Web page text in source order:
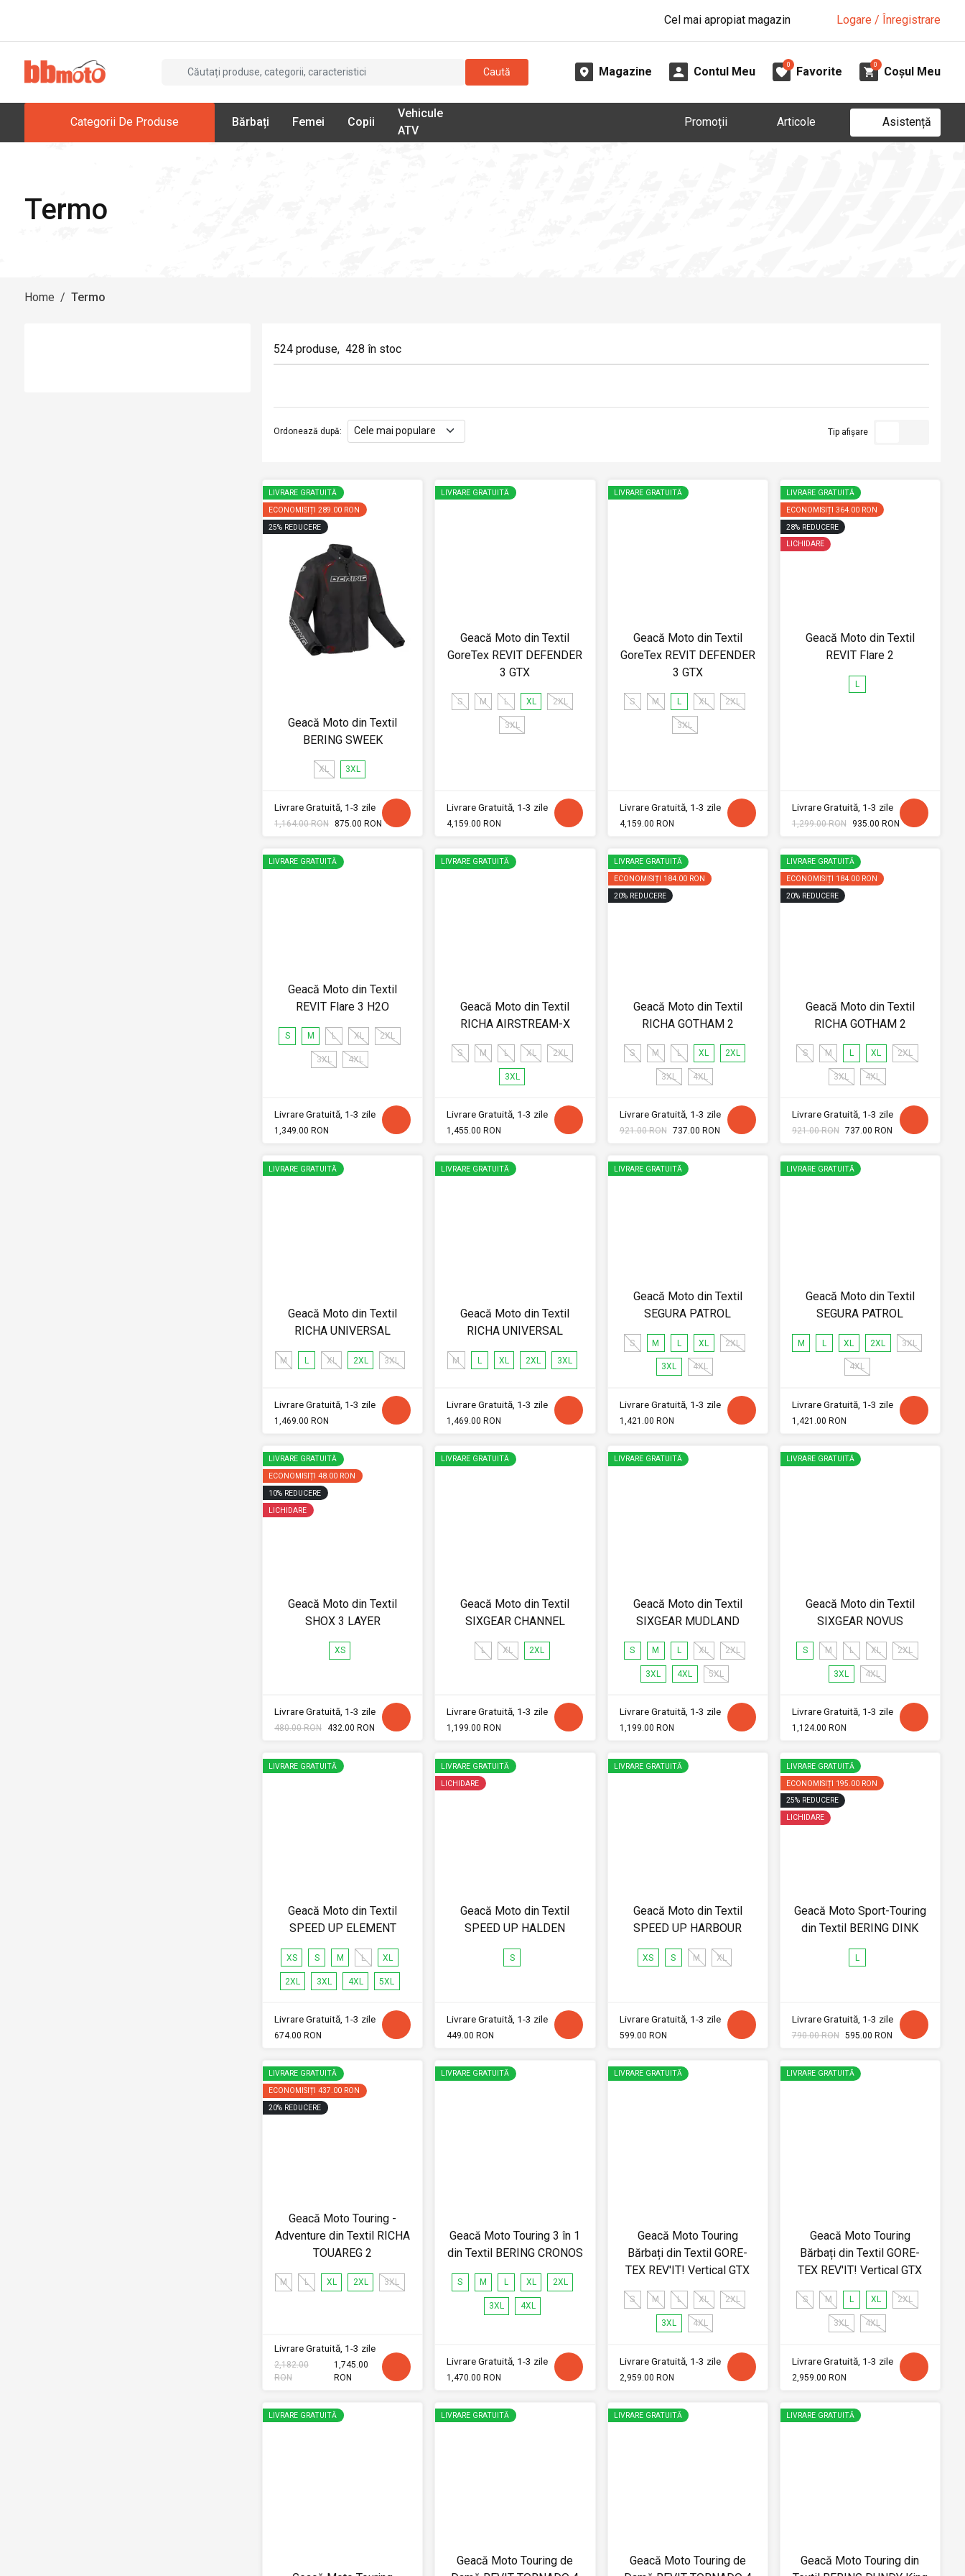
Cel mai apropiat magazin Logare / Înregistrare
Caută Magazine Contul Meu
0
Favorite
0
Coșul Meu
Categorii De Produse Bărbați Femei Copii
Vehicule
ATV
Promoții Articole Asistență
Termo
Home / Termo
524 produse, 428 în stoc
Ordonează după: Tip afișare
LIVRARE GRATUITĂ
ECONOMISIȚI 289.00 RON
25% REDUCERE
Geacă Moto din Textil
BERING SWEEK
XL 3XL
Livrare Gratuită, 1-3 zile
1,164.00 RON 875.00 RON
LIVRARE GRATUITĂ
Geacă Moto din Textil
GoreTex REVIT DEFENDER
3 GTX
S M L XL 2XL
3XL
Livrare Gratuită, 1-3 zile
4,159.00 RON
LIVRARE GRATUITĂ
Geacă Moto din Textil
GoreTex REVIT DEFENDER
3 GTX
S M L XL 2XL
3XL
Livrare Gratuită, 1-3 zile
4,159.00 RON
LIVRARE GRATUITĂ
ECONOMISIȚI 364.00 RON
28% REDUCERE
LICHIDARE
Geacă Moto din Textil
REVIT Flare 2
L
Livrare Gratuită, 1-3 zile
1,299.00 RON 935.00 RON
LIVRARE GRATUITĂ
Geacă Moto din Textil
REVIT Flare 3 H2O
S M L XL 2XL
3XL 4XL
Livrare Gratuită, 1-3 zile
1,349.00 RON
LIVRARE GRATUITĂ
Geacă Moto din Textil
RICHA AIRSTREAM-X
S M L XL 2XL
3XL
Livrare Gratuită, 1-3 zile
1,455.00 RON
LIVRARE GRATUITĂ
ECONOMISIȚI 184.00 RON
20% REDUCERE
Geacă Moto din Textil
RICHA GOTHAM 2
S M L XL 2XL
3XL 4XL
Livrare Gratuită, 1-3 zile
921.00 RON 737.00 RON
LIVRARE GRATUITĂ
ECONOMISIȚI 184.00 RON
20% REDUCERE
Geacă Moto din Textil
RICHA GOTHAM 2
S M L XL 2XL
3XL 4XL
Livrare Gratuită, 1-3 zile
921.00 RON 737.00 RON
LIVRARE GRATUITĂ
Geacă Moto din Textil
RICHA UNIVERSAL
M L XL 2XL 3XL
Livrare Gratuită, 1-3 zile
1,469.00 RON
LIVRARE GRATUITĂ
Geacă Moto din Textil
RICHA UNIVERSAL
M L XL 2XL 3XL
Livrare Gratuită, 1-3 zile
1,469.00 RON
LIVRARE GRATUITĂ
Geacă Moto din Textil
SEGURA PATROL
S M L XL 2XL
3XL 4XL
Livrare Gratuită, 1-3 zile
1,421.00 RON
LIVRARE GRATUITĂ
Geacă Moto din Textil
SEGURA PATROL
M L XL 2XL 3XL
4XL
Livrare Gratuită, 1-3 zile
1,421.00 RON
LIVRARE GRATUITĂ
ECONOMISIȚI 48.00 RON
10% REDUCERE
LICHIDARE
Geacă Moto din Textil
SHOX 3 LAYER
XS
Livrare Gratuită, 1-3 zile
480.00 RON 432.00 RON
LIVRARE GRATUITĂ
Geacă Moto din Textil
SIXGEAR CHANNEL
L XL 2XL
Livrare Gratuită, 1-3 zile
1,199.00 RON
LIVRARE GRATUITĂ
Geacă Moto din Textil
SIXGEAR MUDLAND
S M L XL 2XL
3XL 4XL 5XL
Livrare Gratuită, 1-3 zile
1,199.00 RON
LIVRARE GRATUITĂ
Geacă Moto din Textil
SIXGEAR NOVUS
S M L XL 2XL
3XL 4XL
Livrare Gratuită, 1-3 zile
1,124.00 RON
LIVRARE GRATUITĂ
Geacă Moto din Textil
SPEED UP ELEMENT
XS S M L XL
2XL 3XL 4XL 5XL
Livrare Gratuită, 1-3 zile
674.00 RON
LIVRARE GRATUITĂ
LICHIDARE
Geacă Moto din Textil
SPEED UP HALDEN
S
Livrare Gratuită, 1-3 zile
449.00 RON
LIVRARE GRATUITĂ
Geacă Moto din Textil
SPEED UP HARBOUR
XS S M XL
Livrare Gratuită, 1-3 zile
599.00 RON
LIVRARE GRATUITĂ
ECONOMISIȚI 195.00 RON
25% REDUCERE
LICHIDARE
Geacă Moto Sport-Touring
din Textil BERING DINK
L
Livrare Gratuită, 1-3 zile
790.00 RON 595.00 RON
LIVRARE GRATUITĂ
ECONOMISIȚI 437.00 RON
20% REDUCERE
Geacă Moto Touring -
Adventure din Textil RICHA
TOUAREG 2
M L XL 2XL 3XL
Livrare Gratuită, 1-3 zile
2,182.00
RON
1,745.00
RON
LIVRARE GRATUITĂ
Geacă Moto Touring 3 în 1
din Textil BERING CRONOS
S M L XL 2XL
3XL 4XL
Livrare Gratuită, 1-3 zile
1,470.00 RON
LIVRARE GRATUITĂ
Geacă Moto Touring
Bărbați din Textil GORE-
TEX REV'IT! Vertical GTX
S M L XL 2XL
3XL 4XL
Livrare Gratuită, 1-3 zile
2,959.00 RON
LIVRARE GRATUITĂ
Geacă Moto Touring
Bărbați din Textil GORE-
TEX REV'IT! Vertical GTX
S M L XL 2XL
3XL 4XL
Livrare Gratuită, 1-3 zile
2,959.00 RON
LIVRARE GRATUITĂ LIVRARE GRATUITĂ
Geacă Moto Touring de
LIVRARE GRATUITĂ
Geacă Moto Touring de
LIVRARE GRATUITĂ
Geacă Moto Touring din